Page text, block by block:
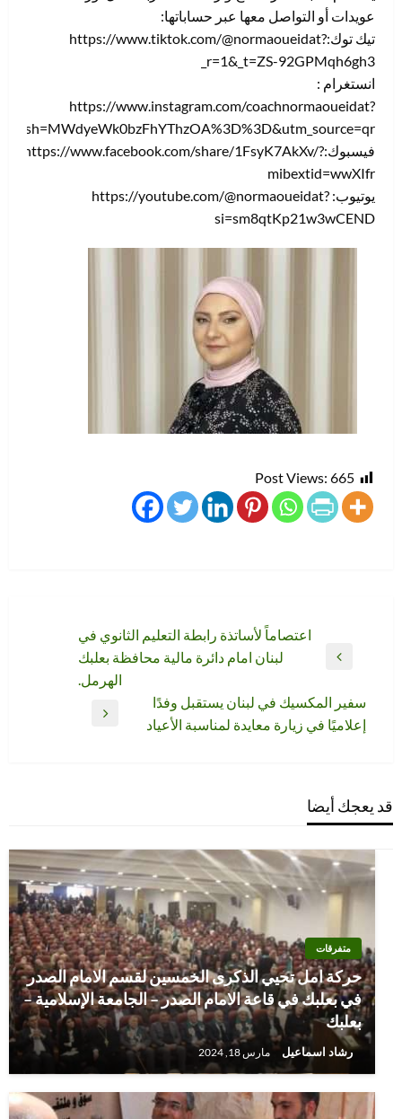
عويدات أو التواصل معها عبر حساباتها:
تيك توك:https://www.tiktok.com/@normaoueidat?
_r=1&_t=ZS-92GPMqh6gh3
انستغرام :
https://www.instagram.com/coachnormaoueidat?
igsh=MWdyeWk0bzFhYThzOA%3D%3D&utm_source=qr
فيسبوك:https://www.facebook.com/share/1FsyK7AkXv/?
mibextid=wwXIfr
يوتيوب: https://youtube.com/@normaoueidat?
si=sm8qtKp21w3wCEND
Post Views: 665
المقالات
المقالة
اعتصاماً لأساتذة رابطة التعليم الثانوي في
لبنان امام دائرة مالية محافظة بعلبك
الهرمل.
المقالة
سفير المكسيك في لبنان يستقبل وفدًا
إعلاميًا في زيارة معايدة لمناسبة الأعياد
قد يعجك أيضا
متفرقات
حركة امل تحيي الذكرى الخمسين لقسم الامام الصدر
في بعلبك في قاعة الامام الصدر – الجامعة الإسلامية –
بعلبك
رشاد اسماعيل مارس 18, 2024